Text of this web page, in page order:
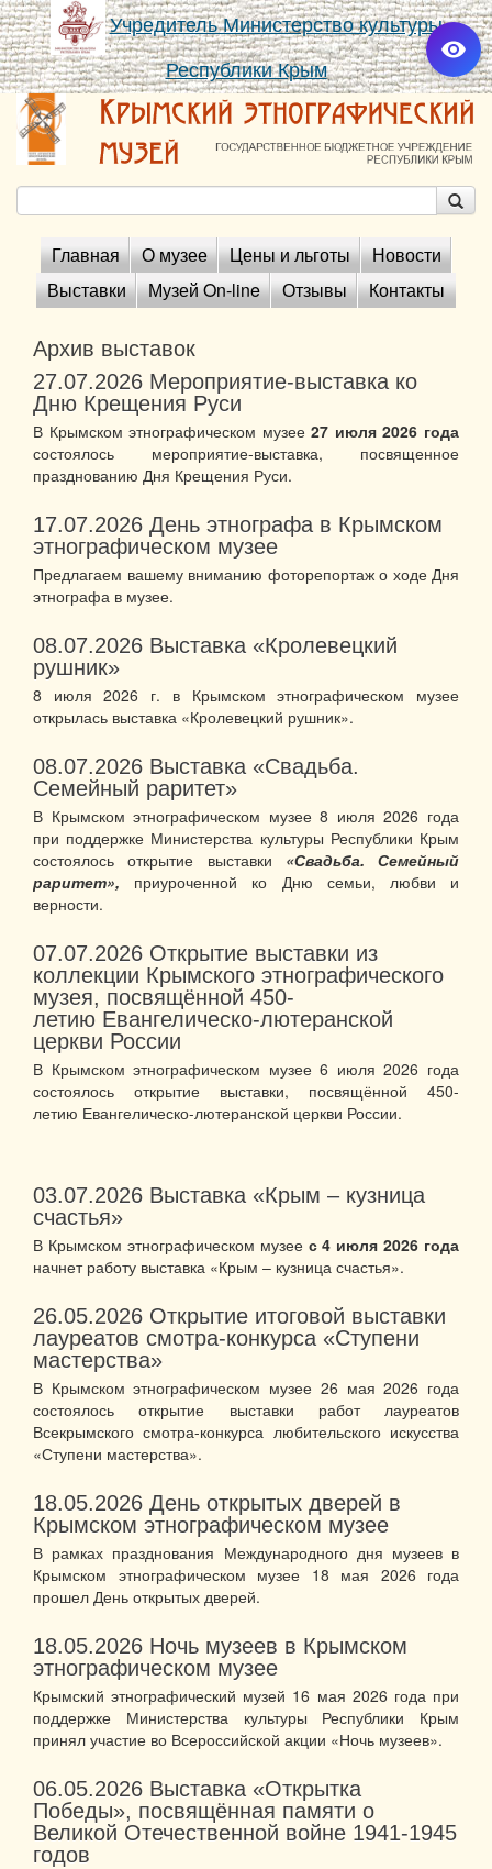
Учредитель Министерство культуры
Республики Крым
Главная О музее Цены и льготы
Новости
Выставки
Музей On-line Отзывы Контакты
Архив выставок
27.07.2026 Мероприятие-выставка ко
Дню Крещения Руси
В Крымском этнографическом музее27 июля 2026 года
состоялось мероприятие-выставка, посвященное
празднованию Дня Крещения Руси.
17.07.2026 День этнографа в Крымском
этнографическом музее
Предлагаем вашему вниманию фоторепортаж о ходе Дня
этнографа в музее.
08.07.2026 Выставка «Кролевецкий
рушник»
8 июля 2026 г. в Крымском этнографическом музее
открылась выставка «Кролевецкий рушник».
08.07.2026 Выставка «Свадьба.
Семейный раритет»
В Крымском этнографическом музее 8 июля 2026 года
при поддержке Министерства культуры Республики Крым
состоялось открытие выставки «Свадьба. Семейный
раритет»,
приуроченной ко Дню семьи, любви и
верности.
07.07.2026 Открытие выставки из
коллекции Крымского этнографического
музея, посвящённой 450-
летию Евангелическо-лютеранской
церкви России
В Крымском этнографическом музее 6 июля 2026 года
состоялось открытие выставки, посвящённой 450-
летию Евангелическо-лютеранской церкви России.
03.07.2026 Выставка «Крым – кузница
счастья»
В Крымском этнографическом музее с 4 июля 2026 года
начнет работу выставка «Крым – кузница счастья».
26.05.2026 Открытие итоговой выставки
лауреатов смотра-конкурса «Ступени
мастерства»
В Крымском этнографическом музее 26 мая 2026 года
состоялось открытие выставки работ лауреатов
Всекрымского смотра-конкурса любительского искусства
«Ступени мастерства».
18.05.2026 День открытых дверей в
Крымском этнографическом музее
В рамках празднования Международного дня музеев в
Крымском этнографическом музее 18 мая 2026 года
прошел День открытых дверей.
18.05.2026 Ночь музеев в Крымском
этнографическом музее
Крымский этнографический музей 16 мая 2026 года при
поддержке Министерства культуры Республики Крым
принял участие во Всероссийской акции «Ночь музеев».
06.05.2026 Выставка «Открытка
Победы», посвящённая памяти о
Великой Отечественной войне 1941-1945
годов